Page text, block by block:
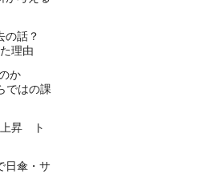
の話？
理由
のか
ではの課
上昇 ト
日傘・サ